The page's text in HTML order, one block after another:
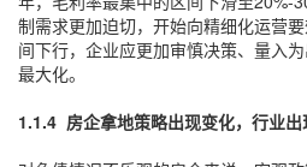
制需求更加迫切，开始向精细化运营
间下行，企业应更加审慎决策、量入
最大化。
1.1.4 房企拿地策略出现变化，行业